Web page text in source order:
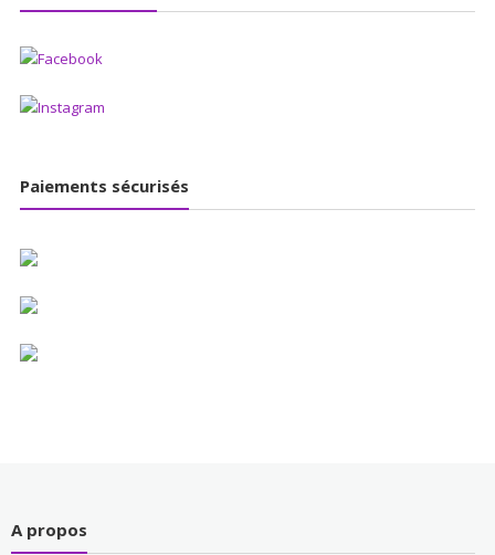
Paiements sécurisés
A propos